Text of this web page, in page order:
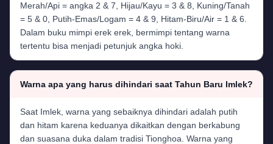
Merah/Api = angka 2 & 7, Hijau/Kayu = 3 & 8, Kuning/Tanah
= 5 & 0, Putih-Emas/Logam = 4 & 9, Hitam-Biru/Air = 1 & 6.
Dalam buku mimpi erek erek, bermimpi tentang warna
tertentu bisa menjadi petunjuk angka hoki.
Warna apa yang harus dihindari saat Tahun Baru Imlek?
Saat Imlek, warna yang sebaiknya dihindari adalah putih
dan hitam karena keduanya dikaitkan dengan berkabung
dan suasana duka dalam tradisi Tionghoa. Warna yang